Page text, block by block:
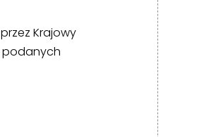
Krajowy
podanych